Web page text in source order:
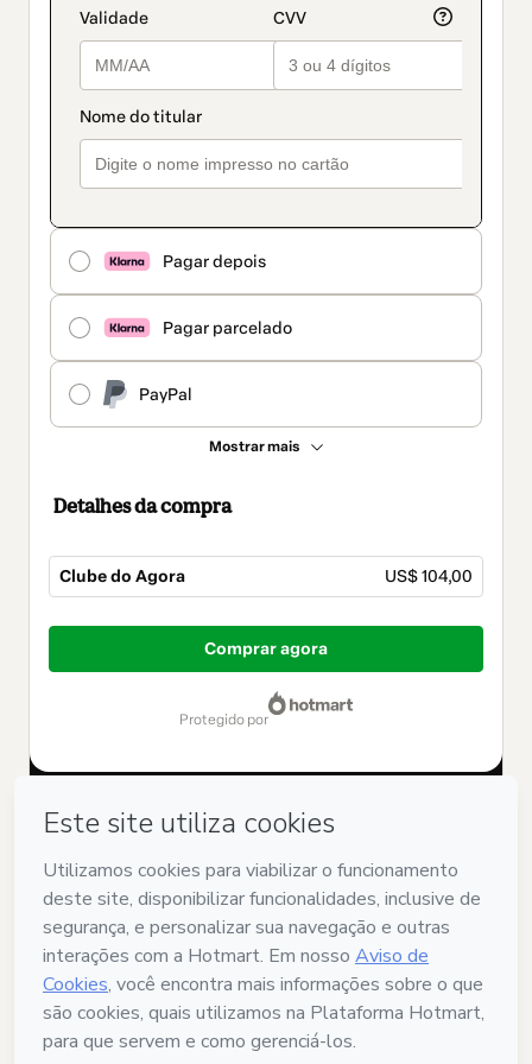
Pagar depois
Pagar parcelado
PayPal
Mostrar mais
Detalhes da compra
Clube do Agora US$ 104,00
Total
US$ 104,00
Comprar agora
protegido por
Não consegue finalizar esta compra? Acesse nossa Central de
Caso precise solicitar atendimento, o código abaixo deve ser
CKTID-F32058049Nq02mlwoh1-1786012578306-6267
Suas informações foram preenchidas automaticamente?
Clique aqui para saber mais.
Ao clicar em 'Comprar agora', eu declaro que li e concordo (i)
que a Hotmart está processando este pedido em nome deAS
e não possui responsabilidade pelo conteúdo
e/ou faz controle prévio deste; (ii) com osTermos de Uso